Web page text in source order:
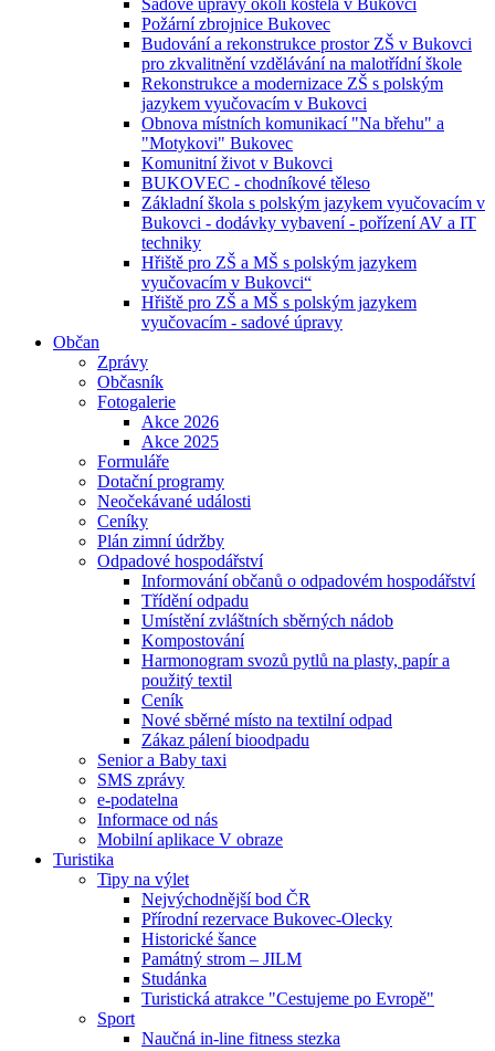
Sadové úpravy okolí kostela v Bukovci
Požární zbrojnice Bukovec
Budování a rekonstrukce prostor ZŠ v Bukovci
pro zkvalitnění vzdělávání na malotřídní škole
Rekonstrukce a modernizace ZŠ s polským
jazykem vyučovacím v Bukovci
Obnova místních komunikací "Na břehu" a
"Motykovi" Bukovec
Komunitní život v Bukovci
BUKOVEC - chodníkové těleso
Základní škola s polským jazykem vyučovacím v
Bukovci - dodávky vybavení - pořízení AV a IT
techniky
Hřiště pro ZŠ a MŠ s polským jazykem
vyučovacím v Bukovci“
Hřiště pro ZŠ a MŠ s polským jazykem
vyučovacím - sadové úpravy
Občan
Zprávy
Občasník
Fotogalerie
Akce 2026
Akce 2025
Formuláře
Dotační programy
Neočekávané události
Ceníky
Plán zimní údržby
Odpadové hospodářství
Informování občanů o odpadovém hospodářství
Třídění odpadu
Umístění zvláštních sběrných nádob
Kompostování
Harmonogram svozů pytlů na plasty, papír a
použitý textil
Ceník
Nové sběrné místo na textilní odpad
Zákaz pálení bioodpadu
Senior a Baby taxi
SMS zprávy
e-podatelna
Informace od nás
Mobilní aplikace V obraze
Turistika
Tipy na výlet
Nejvýchodnější bod ČR
Přírodní rezervace Bukovec-Olecky
Historické šance
Památný strom – JILM
Studánka
Turistická atrakce "Cestujeme po Evropě"
Sport
Naučná in-line fitness stezka